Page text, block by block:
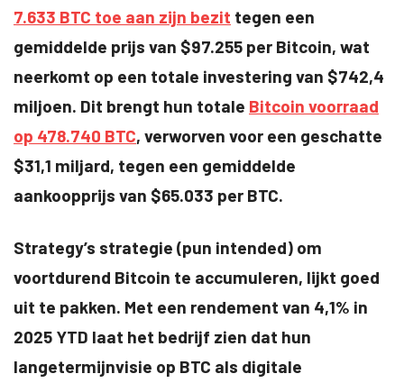
7.633 BTC toe aan zijn bezit tegen een
gemiddelde prijs van $97.255 per Bitcoin, wat
neerkomt op een totale investering van $742,4
miljoen. Dit brengt hun totale Bitcoin voorraad
op 478.740 BTC, verworven voor een geschatte
$31,1 miljard, tegen een gemiddelde
aankoopprijs van $65.033 per BTC.
Strategy’s strategie (pun intended) om
voortdurend Bitcoin te accumuleren, lijkt goed
uit te pakken. Met een rendement van 4,1% in
2025 YTD laat het bedrijf zien dat hun
langetermijnvisie op BTC als digitale